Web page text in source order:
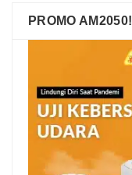
PROMO AM2050!